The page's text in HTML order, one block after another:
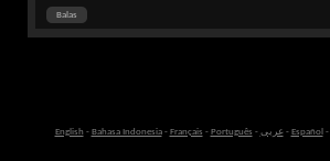
Balas
English - Bahasa Indonesia- Français - Português - عربى- Español -